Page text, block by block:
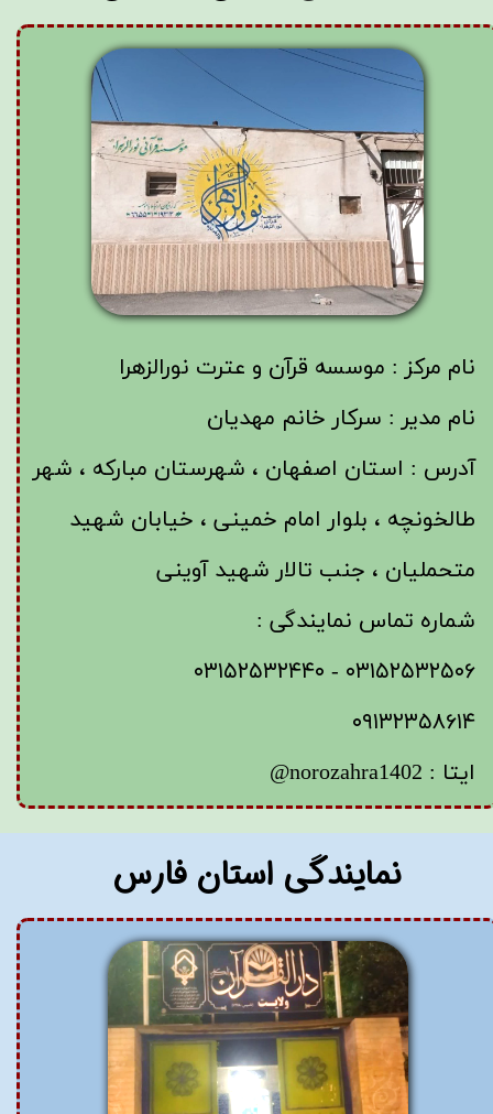
نام مرکز : موسسه قرآن و عترت نورالزهرا
نام مدیر : سرکار خانم مهدیان
آدرس : استان اصفهان ، شهرستان مبارکه ، شهر
طالخونچه ، بلوار امام خمینی ، خیابان شهید
متحملیان ، جنب تالار شهید آوینی
شماره تماس نمایندگی :
۰۳۱۵۲۵۳۲۵۰۶ - ۰۳۱۵۲۵۳۲۴۴۰
۰۹۱۳۲۳۵۸۶۱۴
ایتا : norozahra1402@
​نمایندگی استان فارس